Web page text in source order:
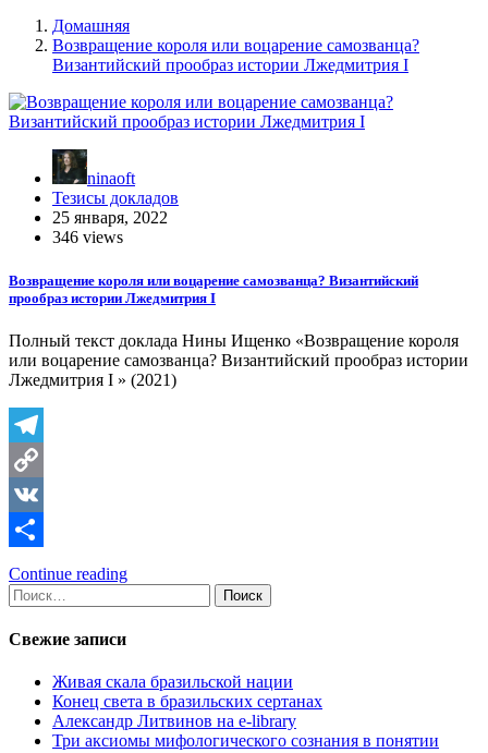
Домашняя
Возвращение короля или воцарение самозванца?
Византийский прообраз истории Лжедмитрия I
ninaoft
Тезисы докладов
25 января, 2022
346 views
Возвращение короля или воцарение самозванца? Византийский
прообраз истории Лжедмитрия I
Полный текст доклада Нины Ищенко «Возвращение короля
или воцарение самозванца? Византийский прообраз истории
Лжедмитрия I » (2021)
Telegram
Copy
Link
VK
Отправить
Continue reading
Найти:
Свежие записи
Живая скала бразильской нации
Конец света в бразильских сертанах
Александр Литвинов на e-library
Три аксиомы мифологического сознания в понятии